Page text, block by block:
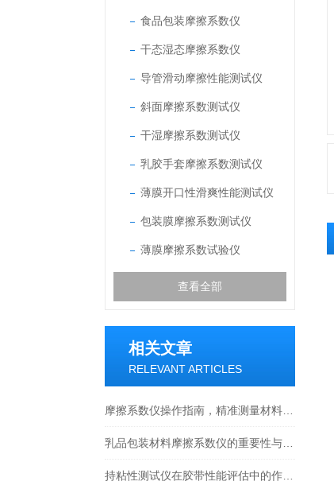
食品包装摩擦系数仪
干态湿态摩擦系数仪
导管滑动摩擦性能测试仪
斜面摩擦系数测试仪
干湿摩擦系数测试仪
乳胶手套摩擦系数测试仪
薄膜开口性滑爽性能测试仪
包装膜摩擦系数测试仪
薄膜摩擦系数试验仪
查看全部
相关文章
RELEVANT ARTICLES